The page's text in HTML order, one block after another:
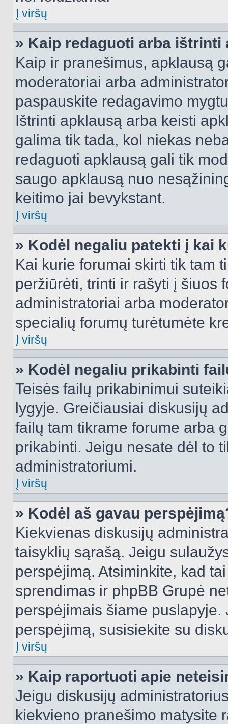
Į viršų
» Kaip redaguoti arba ištrinti
Kaip ir pranešimus, apklausą
moderatoriai arba
paspauskite redagavimo
Ištrinti apklausą arba keisti
galima tik tada, kol niekas
redaguoti apklausą gali tik
saugo apklausą nuo
keitimo jai bevykstant.
Į viršų
» Kodėl negaliu patekti į kai
Kai kurie forumai skirti tik tam
peržiūrėti, trinti ir rašyti į šiuos
administratoriai arba
specialių forumų turėtumėte
Į viršų
» Kodėl negaliu prikabinti
Teisės failų prikabinimui
lygyje. Greičiausiai diskusijų
failų tam tikrame forume arba
prikabinti. Jeigu nesate dėl to
administratoriumi.
Į viršų
» Kodėl aš gavau
Kiekvienas diskusijų
taisyklių sąrašą. Jeigu
perspėjimą. Atsiminkite, kad
sprendimas ir phpBB Grupė
perspėjimais šiame
perspėjimą, susisiekite su
Į viršų
» Kaip raportuoti apie
Jeigu diskusijų
kiekvieno pranešimo matysite